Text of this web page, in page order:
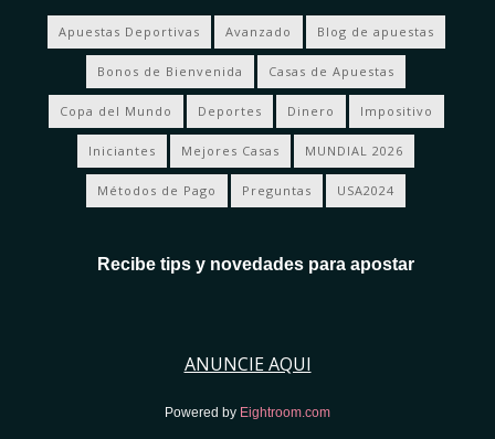
Apuestas Deportivas Avanzado Blog de apuestas
Bonos de Bienvenida Casas de Apuestas
Copa del Mundo Deportes Dinero Impositivo
Iniciantes Mejores Casas MUNDIAL 2026
Métodos de Pago Preguntas USA2024
Recibe tips y novedades para apostar
ANUNCIE AQUI
Powered by Eightroom.com